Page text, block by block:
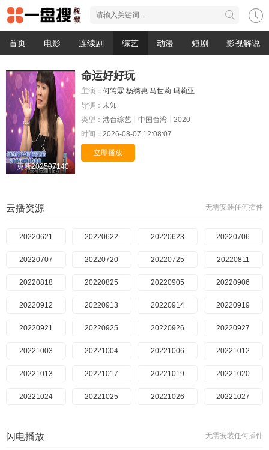
首页 电影 连续剧 综艺 动漫 短剧 影视解说
更新202507140
命运好好玩
主演： 何笃霖 杨绣惠 马世莉 玛莉亚
导演： 未知
类型： 港台综艺 中国台湾
2020
时间： 2026-08-07 12:08:07
立即播放
无需安装任何插件
云播资源
20220621 20220622 20220623 20220706
20220707 20220720 20220725 20220811
20220818 20220825 20220905 20220906
20220912 20220913 20220914 20220919
20220921 20220925 20220926 20220927
20221003 20221004 20221006 20221012
20221013 20221017 20221019 20221020
20221024 20221025 20221026 20221027
20221107
无需安装任何插件
闪电播放